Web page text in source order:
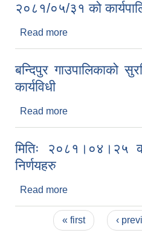
२०८१/०५/३१ को
Read more
बन्दिपुर गाउपालिकाको
कार्यविधी ‍
Read more
मितिः २०८१।०४।२५
निर्णयहरु
Read more
Pages« first ‹